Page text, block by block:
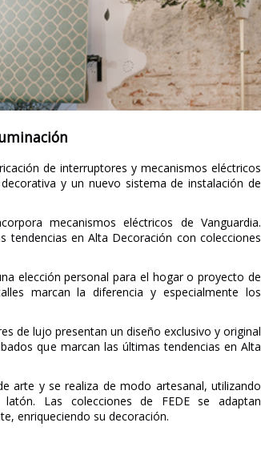
de interruptores y mecanismos eléctricos
y un nuevo sistema de instalación de
mecanismos eléctricos de Vanguardia.
tendencias en Alta Decoración con colecciones
elección personal para el hogar o proyecto de
marcan la diferencia y especialmente los
de lujo presentan un diseño exclusivo y original
que marcan las últimas tendencias en Alta
arte y se realiza de modo artesanal, utilizando
Las colecciones de FEDE se adaptan
enriqueciendo su decoración.